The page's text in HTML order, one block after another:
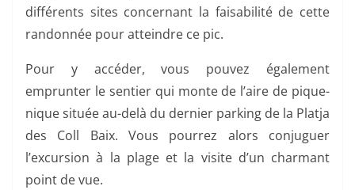
différents sites concernant la faisabilité de cette
randonnée pour atteindre ce pic.
Pour y accéder, vous pouvez également
emprunter le sentier qui monte de l’aire de pique-
nique située au-delà du dernier parking de la Platja
des Coll Baix. Vous pourrez alors conjuguer
l’excursion à la plage et la visite d’un charmant
point de vue.